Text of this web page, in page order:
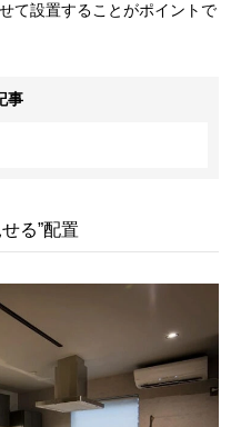
て設置することがポイントで
事
る”配置